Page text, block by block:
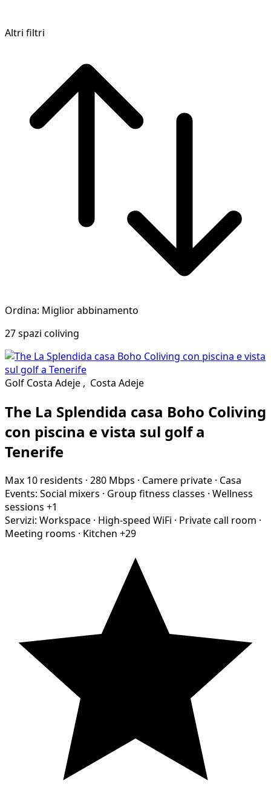
Altri filtri
Ordina: Miglior abbinamento
27 spazi coliving
Golf Costa Adeje , Costa Adeje
The La Splendida casa Boho Coliving
con piscina e vista sul golf a
Tenerife
Max 10 residents · 280 Mbps · Camere private · Casa
Events: Social mixers · Group fitness classes · Wellness
sessions +1
Servizi: Workspace · High-speed WiFi · Private call room ·
Meeting rooms · Kitchen +29